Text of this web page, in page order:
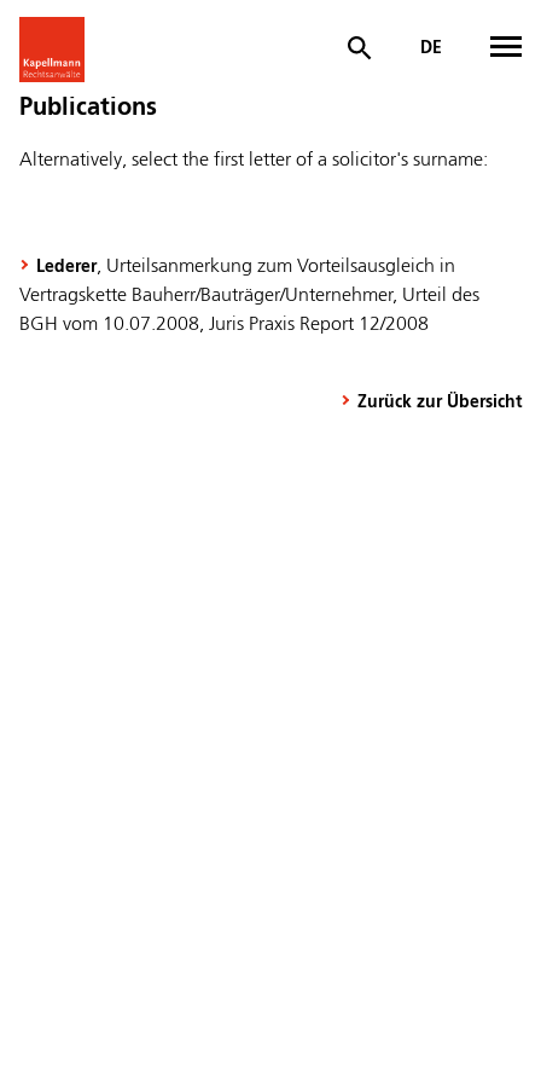
DE
Publications
Alternatively, select the first letter of a solicitor's surname:
Lederer, Urteilsanmerkung zum Vorteilsausgleich in
Vertragskette Bauherr/Bauträger/Unternehmer, Urteil des
BGH vom 10.07.2008, Juris Praxis Report 12/2008
Zurück zur Übersicht